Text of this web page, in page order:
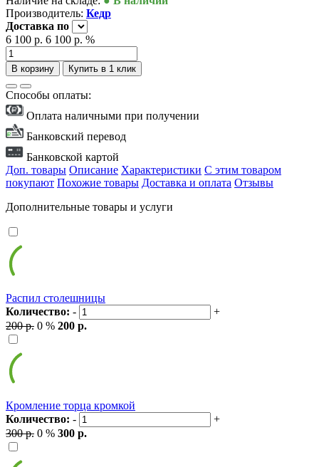
Производитель: Кедр
Доставка по
6 100 р. 6 100 р. %
В корзину Купить в 1 клик
Способы оплаты:
Оплата наличными при получении
Банковский перевод
Банковской картой
Доп. товары Описание Характеристики С этим товаром
покупают Похожие товары Доставка и оплата Отзывы
Дополнительные товары и услуги
Распил столешницы
Количество: -
+
200 р. 0 % 200 р.
Кромление торца кромкой
Количество: -
+
300 р. 0 % 300 р.